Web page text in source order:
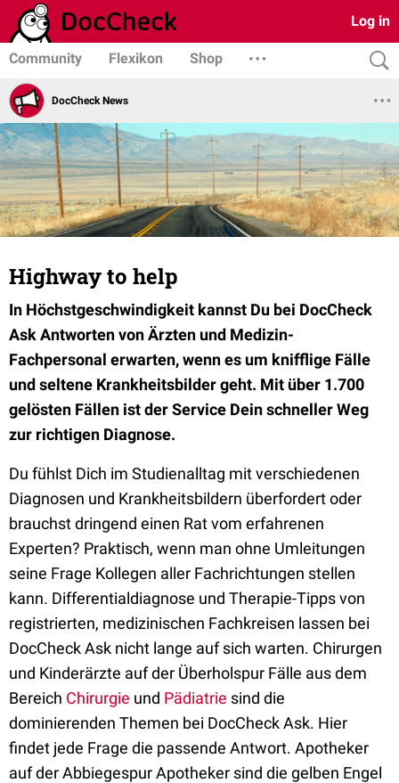
Log in
Community Flexikon Shop
DocCheck News
Highway to help
In Höchstgeschwindigkeit kannst Du bei DocCheck
Ask Antworten von Ärzten und Medizin-
Fachpersonal erwarten, wenn es um knifflige Fälle
und seltene Krankheitsbilder geht. Mit über 1.700
gelösten Fällen ist der Service Dein schneller Weg
zur richtigen Diagnose.
Du fühlst Dich im Studienalltag mit verschiedenen
Diagnosen und Krankheitsbildern überfordert oder
brauchst dringend einen Rat vom erfahrenen
Experten? Praktisch, wenn man ohne Umleitungen
seine Frage Kollegen aller Fachrichtungen stellen
kann. Differentialdiagnose und Therapie-Tipps von
registrierten, medizinischen Fachkreisen lassen bei
DocCheck Ask nicht lange auf sich warten. Chirurgen
und Kinderärzte auf der Überholspur Fälle aus dem
Bereich Chirurgie und Pädiatrie sind die
dominierenden Themen bei DocCheck Ask. Hier
findet jede Frage die passende Antwort. Apotheker
auf der Abbiegespur Apotheker sind die gelben Engel